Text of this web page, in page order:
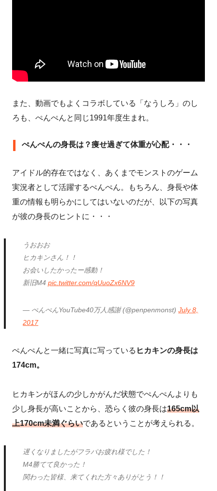
また、動画でもよくコラボしている「なうしろ」のし
ろも、ぺんぺんと同じ1991年度生まれ。
ぺんぺんの身長は？痩せ過ぎて体重が心配・・・
アイドル的存在ではなく、あくまでモンストのゲーム
実況者として活躍するぺんぺん。もちろん、身長や体
重の情報も明らかにしてはいないのだが、以下の写真
が彼の身長のヒントに・・・
うおおお
ヒカキンさん！！
お会いしたかったー感動！
新旧M4pic.twitter.com/qUuoZx6NV9
— ぺんぺんYouTube40万人感謝 (@penpenmonst)July 8,
2017
ぺんぺんと一緒に写真に写っている ヒカキンの身長は
174cm。
ヒカキンがほんの少しかがんだ状態でぺんぺんよりも
少し身長が高いことから、恐らく彼の身長は165cm以
上170cm未満ぐらいであるということが考えられる。
遅くなりましたがフラパお疲れ様でした！
M4勝てて良かった！
関わった皆様、来てくれた方々ありがとう！！